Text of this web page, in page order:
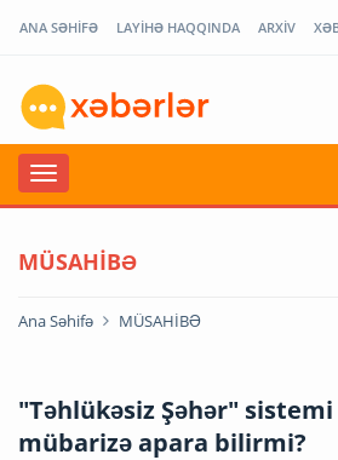
ANA SƏHİFƏ LAYİHƏ HAQQINDA ARXİV
MÜSAHİBƏ
Ana Səhifə MÜSAHİBƏ
"Təhlükəsiz Şəhər"
mübarizə apara bilirmi?